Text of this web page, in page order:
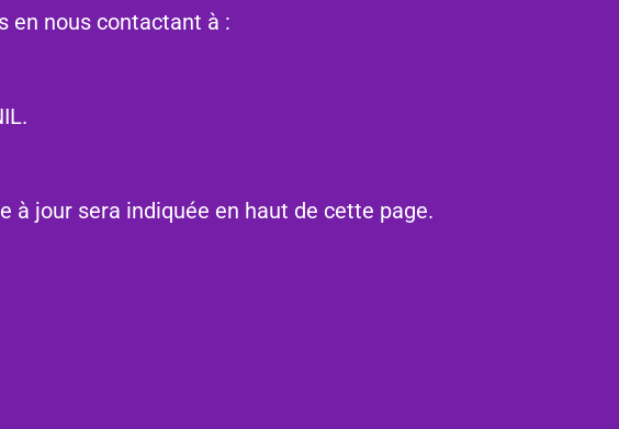
en nous contactant à :
.
jour sera indiquée en haut de cette page.